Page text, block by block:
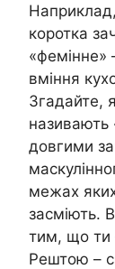
Наприклад,
коротка
«фемінне»
вміння
Згадайте,
називають
довгими
межах
засміють.
тим, що ти
Рештою –